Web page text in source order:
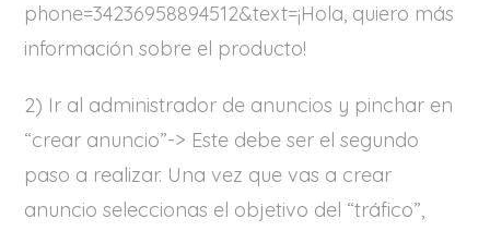
phone=34236958894512&text=¡Hola, quiero más
información sobre el producto!
2) Ir al administrador de anuncios y pinchar en
“crear anuncio”-> Este debe ser el segundo
paso a realizar. Una vez que vas a crear
anuncio seleccionas el objetivo del “tráfico”,